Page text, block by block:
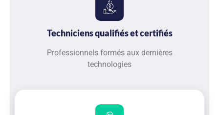
Techniciens qualifiés et certifiés
Professionnels formés aux dernières
technologies